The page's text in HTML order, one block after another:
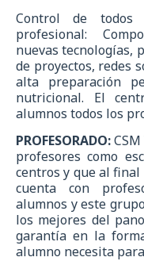
Control de
profesional:
nuevas tecnologías,
de proyectos, redes
alta preparación
nutricional. El
alumnos todos los
PROFESORADO:
profesores como
centros y que al final
cuenta con
alumnos y este
los mejores del
garantía en la
alumno necesita